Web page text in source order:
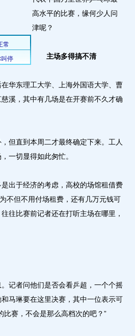
高水平的比赛，缘何少人问
津呢？
主场多得搞不清
华东理工大学、上海外国语大学、曹
溪，其中有几场是在开赛前不久才确
直到本周二才最终确定下来。工人
一切显得如此匆忙。
出于经济的考虑，高校的场馆租借费
不但不用付场租费，还有几万元钱可
往比赛前记者还在打听主场在哪里，
记者问他们是否会看乒超，一个个摇
马琳要在这里决赛，其中一位表示可
比赛，不会是那么高档次的吧？”